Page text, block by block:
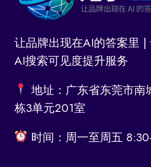
让品牌出现在AI的答案里
AI搜索可见度提升服务
地址：广东省东莞市南
栋3单元201室
时间：周一至周五